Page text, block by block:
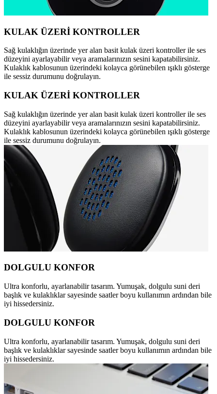
KULAK ÜZERİ KONTROLLER
Sağ kulaklığın üzerinde yer alan basit kulak üzeri kontroller ile ses
düzeyini ayarlayabilir veya aramalarınızın sesini kapatabilirsiniz.
Kulaklık kablosunun üzerindeki kolayca görünebilen ışıklı gösterge
ile sessiz durumunu doğrulayın.
KULAK ÜZERİ KONTROLLER
Sağ kulaklığın üzerinde yer alan basit kulak üzeri kontroller ile ses
düzeyini ayarlayabilir veya aramalarınızın sesini kapatabilirsiniz.
Kulaklık kablosunun üzerindeki kolayca görünebilen ışıklı gösterge
ile sessiz durumunu doğrulayın.
DOLGULU KONFOR
Ultra konforlu, ayarlanabilir tasarım. Yumuşak, dolgulu suni deri
başlık ve kulaklıklar sayesinde saatler boyu kullanımın ardından bile
iyi hissedersiniz.
DOLGULU KONFOR
Ultra konforlu, ayarlanabilir tasarım. Yumuşak, dolgulu suni deri
başlık ve kulaklıklar sayesinde saatler boyu kullanımın ardından bile
iyi hissedersiniz.